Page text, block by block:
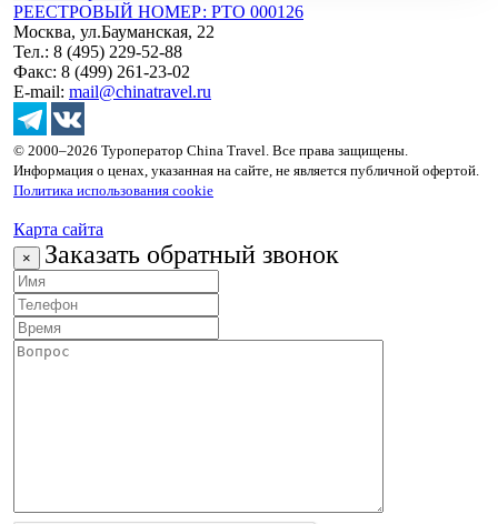
РЕЕСТРОВЫЙ НОМЕР: РТО 000126
Москва, ул.Бауманская, 22
Тел.: 8 (495) 229-52-88
Факс: 8 (499) 261-23-02
E-mail: mail@chinatravel.ru
© 2000–2026 Туроператор China Travel. Все права защищены.
Информация о ценах, указанная на сайте, не является публичной офертой.
Политика использования cookie
Карта сайта
× Заказать обратный звонок